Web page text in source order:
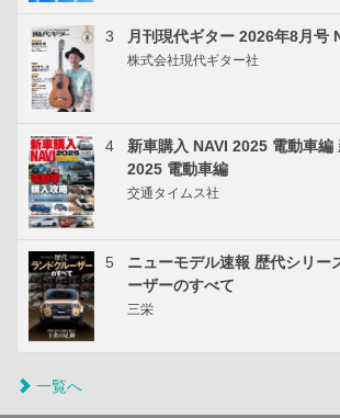
3 月刊現代ギター 2026年8月号
株式会社現代ギター社
4
新車購入 NAVI 2025 電動車編
2025 電動車編
交通タイムス社
5
ニューモデル速報 歴代シリー
ーザーのすべて
三栄
一覧へ